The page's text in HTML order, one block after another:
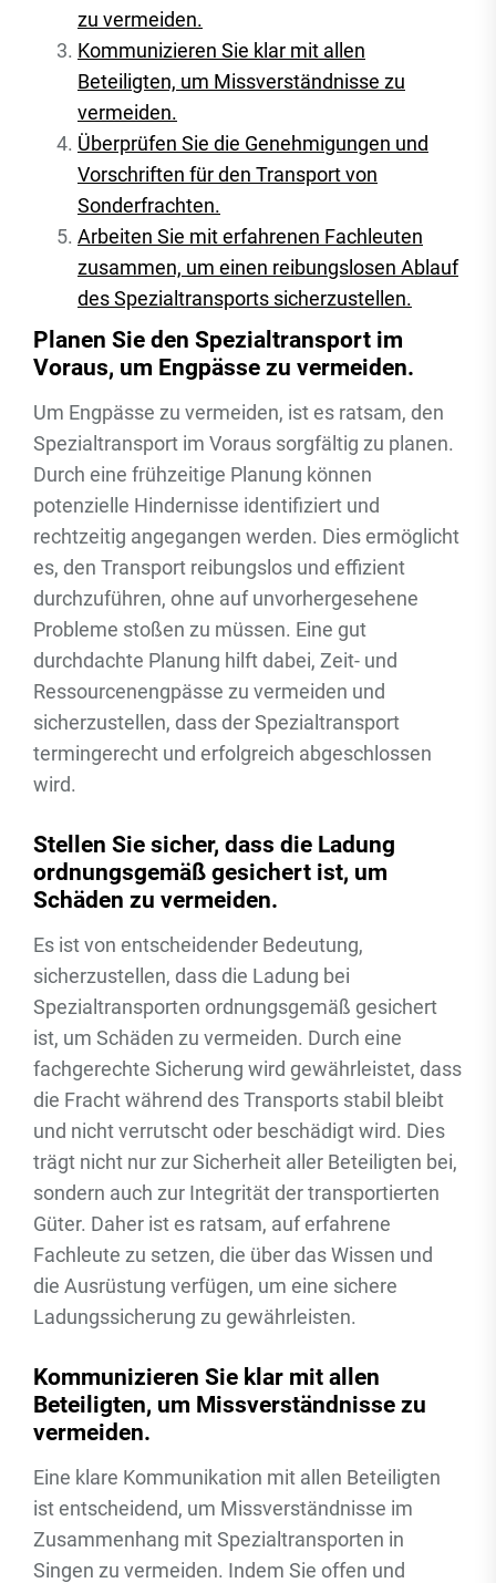
zu vermeiden.
Kommunizieren Sie klar mit allen
Beteiligten, um Missverständnisse zu
vermeiden.
Überprüfen Sie die Genehmigungen und
Vorschriften für den Transport von
Sonderfrachten.
Arbeiten Sie mit erfahrenen Fachleuten
zusammen, um einen reibungslosen Ablauf
des Spezialtransports sicherzustellen.
Planen Sie den Spezialtransport im
Voraus, um Engpässe zu vermeiden.
Um Engpässe zu vermeiden, ist es ratsam, den
Spezialtransport im Voraus sorgfältig zu planen.
Durch eine frühzeitige Planung können
potenzielle Hindernisse identifiziert und
rechtzeitig angegangen werden. Dies ermöglicht
es, den Transport reibungslos und effizient
durchzuführen, ohne auf unvorhergesehene
Probleme stoßen zu müssen. Eine gut
durchdachte Planung hilft dabei, Zeit- und
Ressourcenengpässe zu vermeiden und
sicherzustellen, dass der Spezialtransport
termingerecht und erfolgreich abgeschlossen
wird.
Stellen Sie sicher, dass die Ladung
ordnungsgemäß gesichert ist, um
Schäden zu vermeiden.
Es ist von entscheidender Bedeutung,
sicherzustellen, dass die Ladung bei
Spezialtransporten ordnungsgemäß gesichert
ist, um Schäden zu vermeiden. Durch eine
fachgerechte Sicherung wird gewährleistet, dass
die Fracht während des Transports stabil bleibt
und nicht verrutscht oder beschädigt wird. Dies
trägt nicht nur zur Sicherheit aller Beteiligten bei,
sondern auch zur Integrität der transportierten
Güter. Daher ist es ratsam, auf erfahrene
Fachleute zu setzen, die über das Wissen und
die Ausrüstung verfügen, um eine sichere
Ladungssicherung zu gewährleisten.
Kommunizieren Sie klar mit allen
Beteiligten, um Missverständnisse zu
vermeiden.
Eine klare Kommunikation mit allen Beteiligten
ist entscheidend, um Missverständnisse im
Zusammenhang mit Spezialtransporten in
Singen zu vermeiden. Indem Sie offen und